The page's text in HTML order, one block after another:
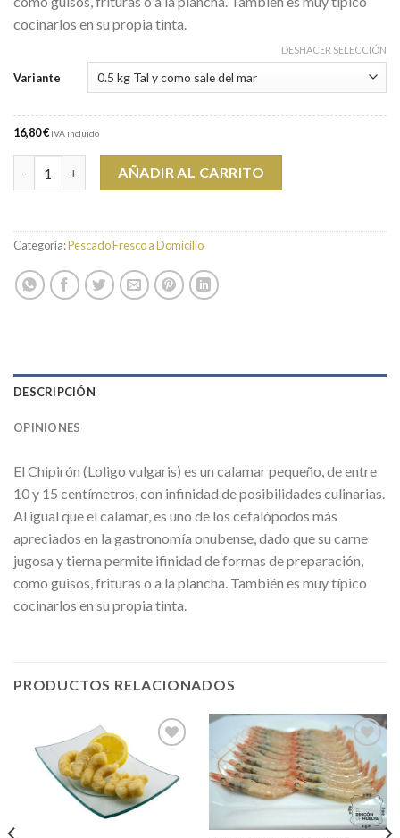
cocinarlos en su propia tinta.
Variante
DESHACER SELECCIÓN
16,80 € IVA incluido
Unidades Chipirón (Loligo vulgaris) 500 Gr
AÑADIR AL CARRITO
Categoría:Pescado Fresco a Domicilio
DESCRIPCIÓN
OPINIONES
El Chipirón (Loligo vulgaris) es un calamar pequeño, de entre
10 y 15 centímetros, con infinidad de posibilidades culinarias.
Al igual que el calamar, es uno de los cefalópodos más
apreciados en la gastronomía onubense, dado que su carne
jugosa y tierna permite ifinidad de formas de preparación,
como guisos, frituras o a la plancha. También es muy típico
cocinarlos en su propia tinta.
PRODUCTOS RELACIONADOS
favoritos
Añadir a
favoritos